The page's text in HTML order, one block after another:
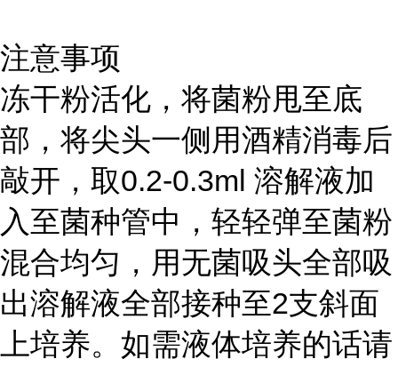
注意事项
冻干粉活化，将菌粉甩至底
部，将尖头一侧用酒精消毒后
敲开，取0.2-0.3ml 溶解液加
入至菌种管中，轻轻弹至菌粉
混合均匀，用无菌吸头全部吸
出溶解液全部接种至2支斜面
上培养。如需液体培养的话请